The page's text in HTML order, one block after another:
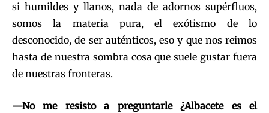
si humildes y llanos, nada de adornos supérfluos,
somos la materia pura, el exótismo de lo
desconocido, de ser auténticos, eso y que nos reimos
hasta de nuestra sombra cosa que suele gustar fuera
de nuestras fronteras.
—No me resisto a preguntarle ¿Albacete es el